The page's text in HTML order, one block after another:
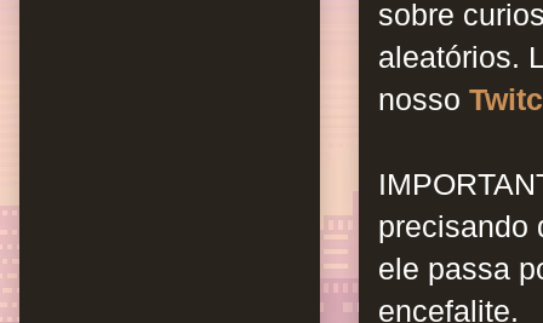
sobre
aleatórios.
nosso
precisando
ele passa
encefalite.